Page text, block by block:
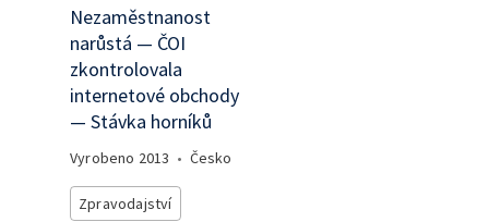
Nezaměstnanost
narůstá — ČOI
zkontrolovala
internetové obchody
— Stávka horníků
Vyrobeno 2013 • Česko
Zpravodajství